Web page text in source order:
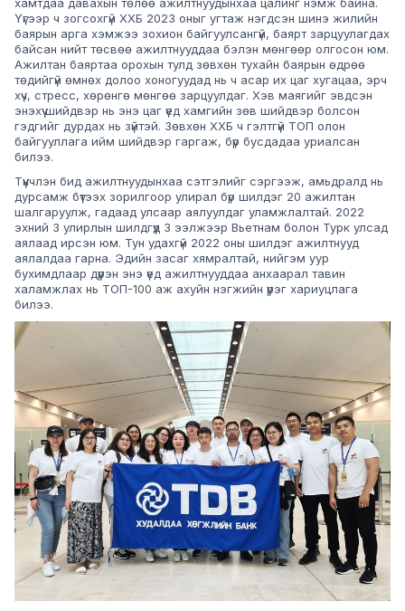
Үүгээр ч зогсохгүй ХХБ 2023 оныг угтаж нэгдсэн шинэ жилийн
баярын арга хэмжээ зохион байгуулсангүй, баярт зарцуулагдах
байсан нийт төсвөө ажилтнууддаа бэлэн мөнгөөр олгосон юм.
Ажилтан баяртаа орохын тулд зөвхөн тухайн баярын өдрөө
төдийгүй өмнөх долоо хоногуудад нь ч асар их цаг хугацаа, эрч
хүч, стресс, хөрөнгө мөнгөө зарцуулдаг. Хэв маягийг эвдсэн
энэхүү шийдвэр нь энэ цаг үед хамгийн зөв шийдвэр болсон
гэдгийг дурдах нь зүйтэй. Зөвхөн ХХБ ч гэлтгүй ТОП олон
байгууллага ийм шийдвэр гаргаж, бүр бусдадаа уриалсан
билээ.
Түүнчлэн бид ажилтнуудынхаа сэтгэлийг сэргээж, амьдралд нь
дурсамж бүтээх зорилгоор улирал бүр шилдэг 20 ажилтан
шалгаруулж, гадаад улсаар аялуулдаг уламжлалтай. 2022
эхний 3 улирлын шилдгүүд 3 ээлжээр Вьетнам болон Турк улсад
аялаад ирсэн юм. Тун удахгүй 2022 оны шилдэг ажилтнууд
аялалдаа гарна. Эдийн засаг хямралтай, нийгэм уур
бухимдлаар дүүрэн энэ үед ажилтнууддаа анхаарал тавин
халамжлах нь ТОП-100 аж ахуйн нэгжийн үүрэг хариуцлага
билээ.